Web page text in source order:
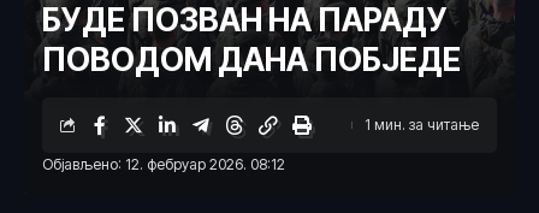
БУДЕ ПОЗВАН НА ПАРАДУ
ПОВОДОМ ДАНА ПОБЈЕДЕ
Објављено: 12. фебруар 2026. 08:12
1 мин. за читање